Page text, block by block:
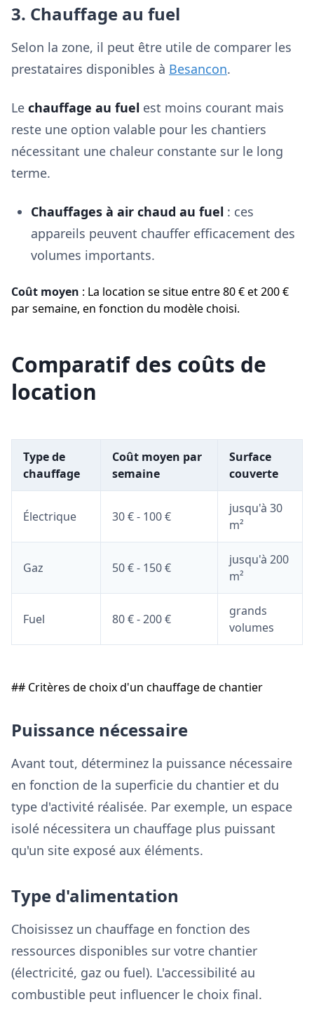
3. Chauffage au fuel
Selon la zone, il peut être utile de comparer les
prestataires disponibles à Besancon.
Le chauffage au fuel est moins courant mais
reste une option valable pour les chantiers
nécessitant une chaleur constante sur le long
terme.
Chauffages à air chaud au fuel : ces
appareils peuvent chauffer efficacement des
volumes importants.
Coût moyen : La location se situe entre 80 € et 200 €
par semaine, en fonction du modèle choisi.
Comparatif des coûts de
location
Type de
chauffage
Coût moyen par
semaine
Surface
couverte
Électrique 30 € - 100 €
jusqu'à 30
m²
Gaz 50 € - 150 €
jusqu'à 200
m²
Fuel 80 € - 200 €
grands
volumes
## Critères de choix d'un chauffage de chantier
Puissance nécessaire
Avant tout, déterminez la puissance nécessaire
en fonction de la superficie du chantier et du
type d'activité réalisée. Par exemple, un espace
isolé nécessitera un chauffage plus puissant
qu'un site exposé aux éléments.
Type d'alimentation
Choisissez un chauffage en fonction des
ressources disponibles sur votre chantier
(électricité, gaz ou fuel). L'accessibilité au
combustible peut influencer le choix final.